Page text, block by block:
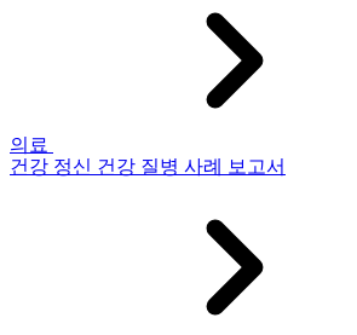
의료
건강 정신 건강 질병 사례 보고서